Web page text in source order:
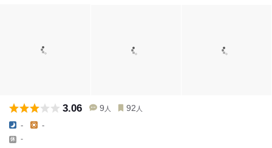
3.06 9 人 92 人
- -
-